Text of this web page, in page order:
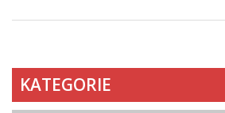
KATEGORIE